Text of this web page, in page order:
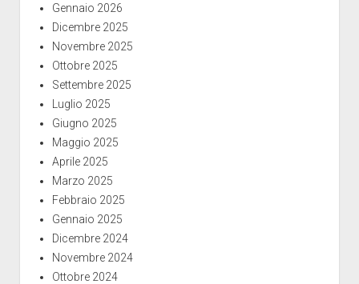
Gennaio 2026
Dicembre 2025
Novembre 2025
Ottobre 2025
Settembre 2025
Luglio 2025
Giugno 2025
Maggio 2025
Aprile 2025
Marzo 2025
Febbraio 2025
Gennaio 2025
Dicembre 2024
Novembre 2024
Ottobre 2024